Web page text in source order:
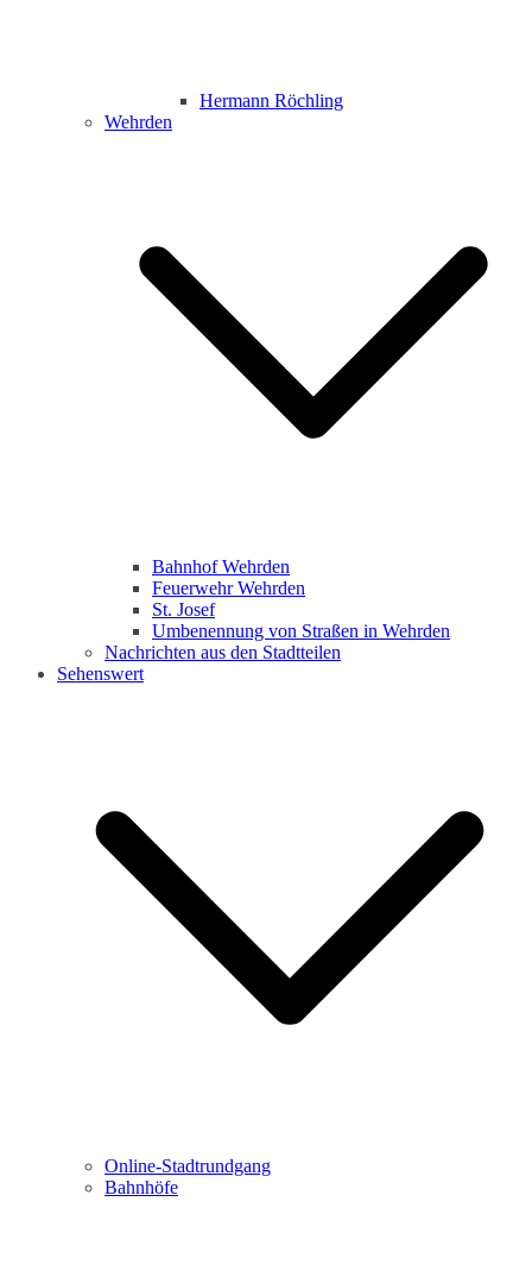
Hermann Röchling
Wehrden
Bahnhof Wehrden
Feuerwehr Wehrden
St. Josef
Umbenennung von Straßen in Wehrden
Nachrichten aus den Stadtteilen
Sehenswert
Online-Stadtrundgang
Bahnhöfe